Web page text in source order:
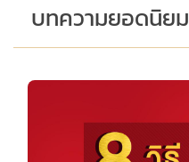
บทความยอดนิยม